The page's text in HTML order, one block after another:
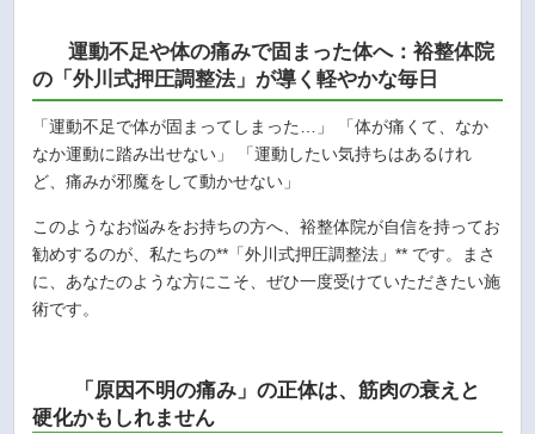
運動不足や体の痛みで固まった体へ：裕整体院
の「外川式押圧調整法」が導く軽やかな毎日
「運動不足で体が固まってしまった…」 「体が痛くて、なか
なか運動に踏み出せない」 「運動したい気持ちはあるけれ
ど、痛みが邪魔をして動かせない」
このようなお悩みをお持ちの方へ、裕整体院が自信を持ってお
勧めするのが、私たちの**「外川式押圧調整法」** です。まさ
に、あなたのような方にこそ、ぜひ一度受けていただきたい施
術です。
「原因不明の痛み」の正体は、筋肉の衰えと
硬化かもしれません